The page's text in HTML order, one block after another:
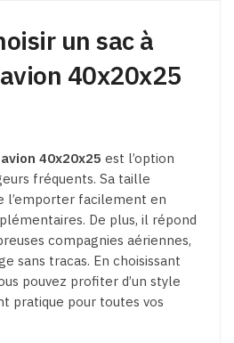
page
du
un sac à
40x20x25
40x20x25 est l’option
fréquents. Sa taille
l’emporter facilement en
De plus, il répond
compagnies aériennes,
sans tracas. En choisissant
pouvez profiter d’un style
pratique pour toutes vos